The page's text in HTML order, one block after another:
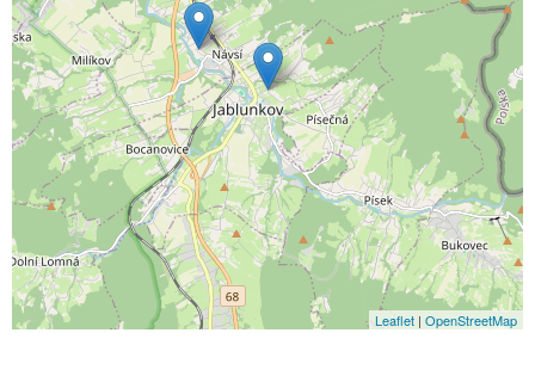
Leaflet | OpenStreetMap